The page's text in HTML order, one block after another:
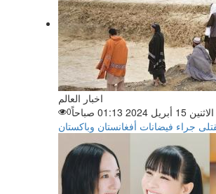
اخبار العالم
الاثنين 15 أبريل 2024 01:13 صباحاً
0
جراء فيضانات أفغانستان وباكستان